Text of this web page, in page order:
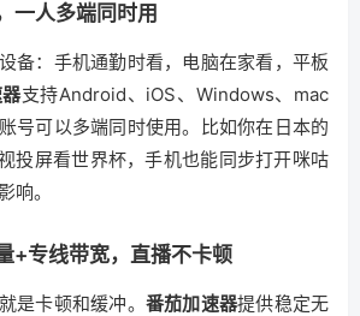
一人多端同时用
备：手机通勤时看，电脑在家看，平板
支持Android、iOS、Windows、mac
号可以多端同时使用。比如你在日本的
投屏看世界杯，手机也能同步打开咪咕
响。
+专线带宽，直播不卡顿
是卡顿和缓冲。 番茄加速器提供稳定无